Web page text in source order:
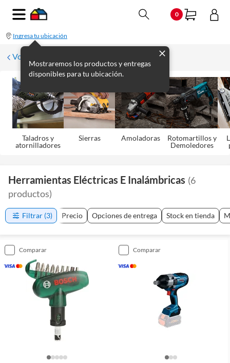
0
Ingresa tu ubicación
Mostraremos los productos y entregas
disponibles para tu ubicación.
Volver
Taladros y
atornilladores
Sierras Amoladoras
Rotomartillos y
Demoledores
Herramientas Eléctricas E Inalámbricas (6
productos)
Filtrar (3) Precio Opciones de entrega Stock en tienda
comparar comparar